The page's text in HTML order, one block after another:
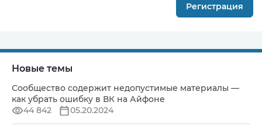
Регистрация
Новые темы
Сообщество содержит недопустимые материалы —
как убрать ошибку в ВК на Айфоне
44 842
05.20.2024